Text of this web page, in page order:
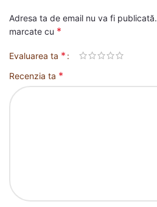
Adresa ta de email nu va fi publicată.
marcate cu *
Evaluarea ta *
Recenzia ta *